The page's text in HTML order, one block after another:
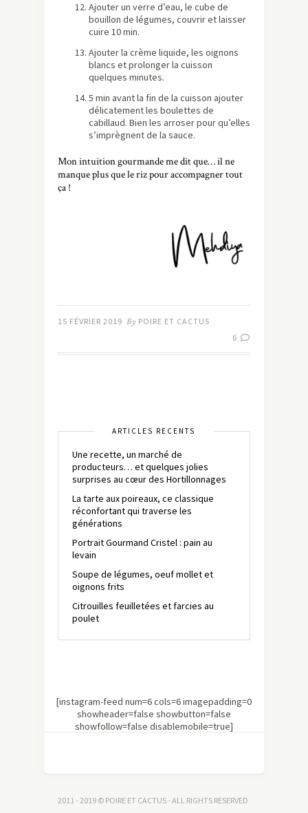
Ajouter un verre d’eau, le cube de
bouillon de légumes, couvrir et laisser
cuire 10 min.
Ajouter la crème liquide, les oignons
blancs et prolonger la cuisson
quelques minutes.
5 min avant la fin de la cuisson ajouter
délicatement les boulettes de
cabillaud. Bien les arroser pour qu’elles
s’imprègnent de la sauce.
Mon intuition gourmande me dit que… il ne
manque plus que le riz pour accompagner tout
ça !
15 FÉVRIER 2019 By POIRE ET CACTUS
6
ARTICLES RÉCENTS
Une recette, un marché de
producteurs… et quelques jolies
surprises au cœur des Hortillonnages
La tarte aux poireaux, ce classique
réconfortant qui traverse les
générations
Portrait Gourmand Cristel : pain au
levain
Soupe de légumes, oeuf mollet et
oignons frits
Citrouilles feuilletées et farcies au
poulet
[instagram-feed num=6 cols=6 imagepadding=0
showheader=false showbutton=false
showfollow=false disablemobile=true]
2011 - 2019 © POIRE ET CACTUS - ALL RIGHTS RESERVED